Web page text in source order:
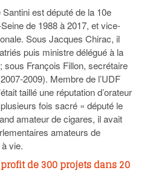
est député de la 10e
de 1988 à 2017, et vice-
Sous Jacques Chirac, il
puis ministre délégué à la
François Fillon, secrétaire
2009). Membre de l’UDF
taillé une réputation d’orateur
fois sacré « député le
amateur de cigares, il avait
amateurs de
vie.
de 300 projets dans 20